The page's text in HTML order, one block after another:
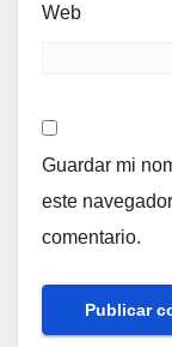
Web
Guardar mi
este
comentario.